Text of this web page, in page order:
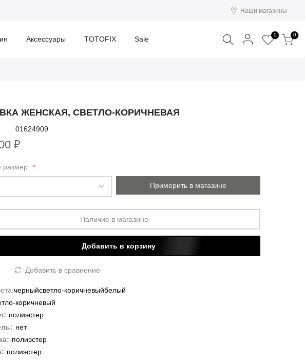
Наши магазины
Аксессуары TOTOFIX Sale Поиск 0 0
ЖЕНСКАЯ, СВЕТЛО-КОРИЧНЕВАЯ
01624909
₽
размер
Примерить в магазине
Наличие в магазине
Добавить в корзину
Добавить в сравнение
черныйсветло-коричневыйбелый
коричневый
полиэстер
нет
полиэстер
полиэстер